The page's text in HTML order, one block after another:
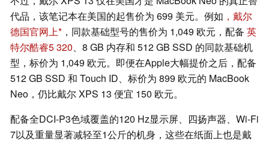
代品，该笔记本在美国的起售价为 699 美元。例如 ，戴尔
德国官网上 ，同款基础型号的售价为 1,049 欧元，配备 英
特尔酷睿5 320、8 GB 内存和 512 GB SSD 的同款基础机
型，标价为 1,049 欧元。即便在Apple大幅提价之后，配备
512 GB SSD 和 Touch ID、标价为 899 欧元的 MacBook
Neo，仍比戴尔 XPS 13 便宜 150 欧元。
配备全DCI-P3色域覆盖的120 Hz显示屏、四扬声器、Wi-Fi
7以及重量显著减轻至1公斤的机身，这些在纸面上也是戴